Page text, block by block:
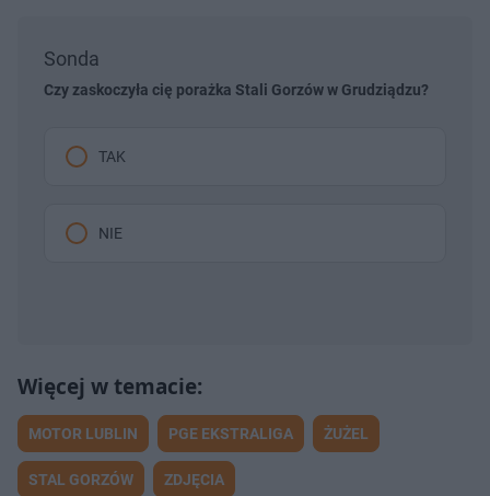
Sonda
Czy zaskoczyła cię porażka Stali Gorzów w Grudziądzu?
TAK
NIE
MOTOR LUBLIN PGE EKSTRALIGA ŻUŻEL
STAL GORZÓW ZDJĘCIA